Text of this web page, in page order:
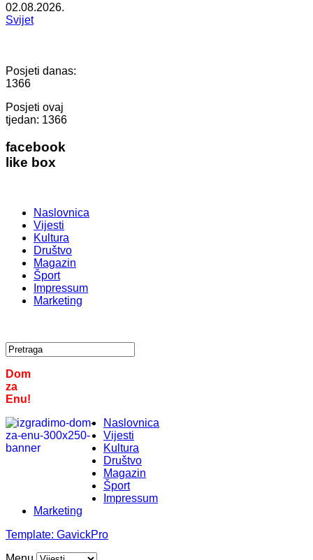
02.08.2026.
Svijet
Posjeti danas:
1366
Posjeti ovaj
tjedan: 1366
facebook
like box
Naslovnica
Vijesti
Kultura
Društvo
Magazin
Šport
Impressum
Marketing
Dom
za
Enu!
Naslovnica
Vijesti
Kultura
Društvo
Magazin
Šport
Impressum
Marketing
Template: GavickPro